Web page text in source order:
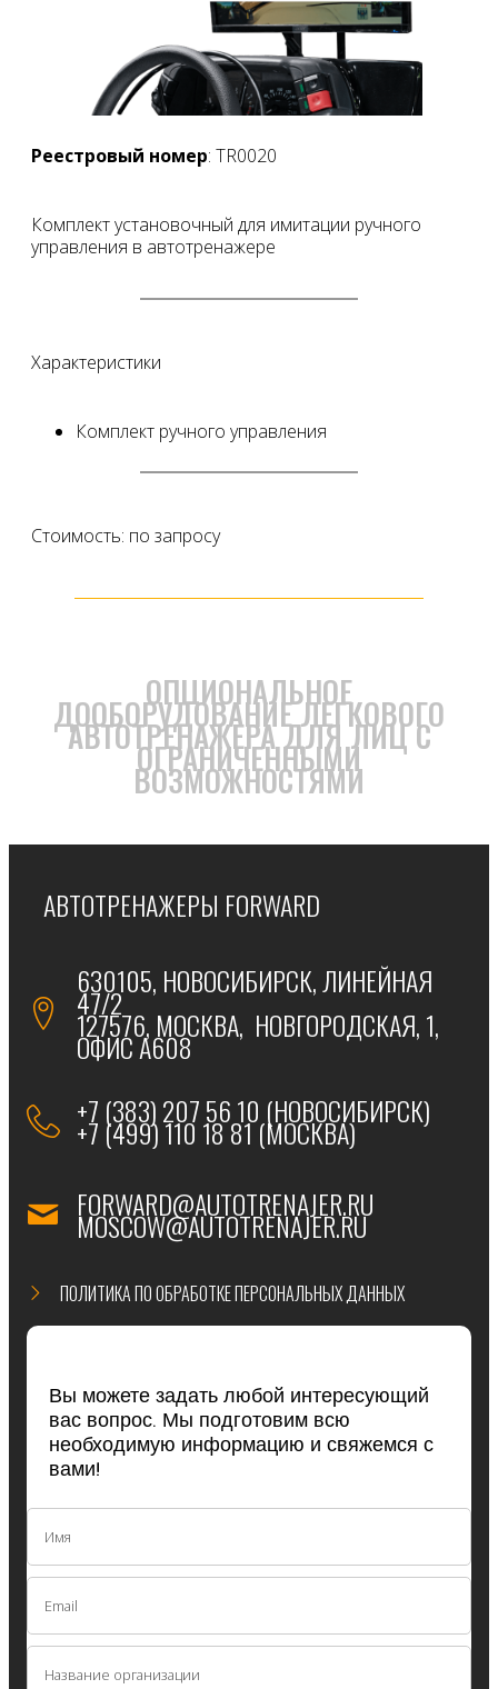
ОПЦИОНАЛЬНОЕ
ДООБОРУДОВАНИЕ ЛЕГКОВОГО
АВТОТРЕНАЖЕРА ДЛЯ ЛИЦ С
ОГРАНИЧЕННЫМИ
ВОЗМОЖНОСТЯМИ
Реестровый номер: TR0020
Комплект установочный для имитации ручного
управления в автотренажере
Характеристики
Комплект ручного управления
Стоимость: по запросу
АВТОТРЕНАЖЕРЫ FORWARD
630105, НОВОСИБИРСК, ЛИНЕЙНАЯ
47/2
127576, МОСКВА, НОВГОРОДСКАЯ, 1,
ОФИС А608
+7 (383) 207 56 10 (НОВОСИБИРСК)
+7 (499) 110 18 81 (МОСКВА)
FORWARD@AUTOTRENAJER.RU
MOSCOW@AUTOTRENAJER.RU
ПОЛИТИКА ПО ОБРАБОТКЕ ПЕРСОНАЛЬНЫХ ДАННЫХ
Вы можете задать любой интересующий
вас вопрос. Мы подготовим всю
необходимую информацию и свяжемся с
вами!